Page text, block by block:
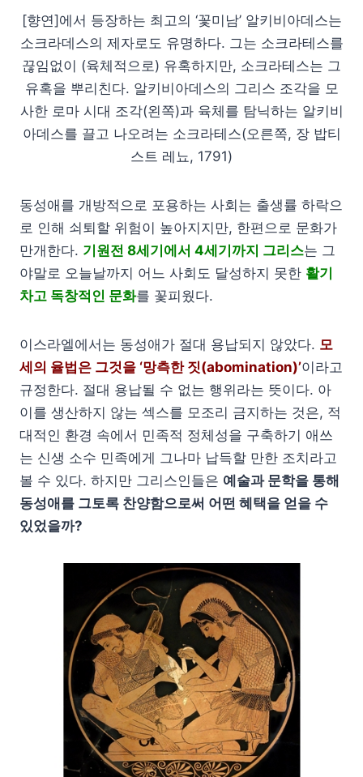
[향연]에서 등장하는 최고의 ‘꽃미남’ 알키비아데스는
소크라데스의 제자로도 유명하다. 그는 소크라테스를
끊임없이 (육체적으로) 유혹하지만, 소크라테스는 그
유혹을 뿌리친다. 알키비아데스의 그리스 조각을 모
사한 로마 시대 조각(왼쪽)과 육체를 탐닉하는 알키비
아데스를 끌고 나오려는 소크라테스(오른쪽, 장 밥티
스트 레뇨, 1791)
동성애를 개방적으로 포용하는 사회는 출생률 하락으
로 인해 쇠퇴할 위험이 높아지지만, 한편으로 문화가
만개한다. 기원전 8세기에서 4세기까지 그리스는 그
야말로 오늘날까지 어느 사회도 달성하지 못한 활기
차고 독창적인 문화를 꽃피웠다.
이스라엘에서는 동성애가 절대 용납되지 않았다. 모
세의 율법은 그것을 ‘망측한 짓(abomination)’이라고
규정한다. 절대 용납될 수 없는 행위라는 뜻이다. 아
이를 생산하지 않는 섹스를 모조리 금지하는 것은, 적
대적인 환경 속에서 민족적 정체성을 구축하기 애쓰
는 신생 소수 민족에게 그나마 납득할 만한 조치라고
볼 수 있다. 하지만 그리스인들은 예술과 문학을 통해
동성애를 그토록 찬양함으로써 어떤 혜택을 얻을 수
있었을까?